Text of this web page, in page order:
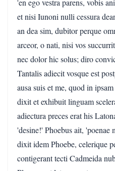
'en ego vestra parens, vobis
et nisi Iunoni nulli cessura
an dea sim, dubitor perque
arceor, o nati, nisi vos
nec dolor hic solus; diro
Tantalis adiecit vosque est
ausa suis et me, quod in
dixit et exhibuit linguam
adiectura preces erat his
'desine!' Phoebus ait, 'poenae
dixit idem Phoebe, celerique
contigerant tecti Cadmeida